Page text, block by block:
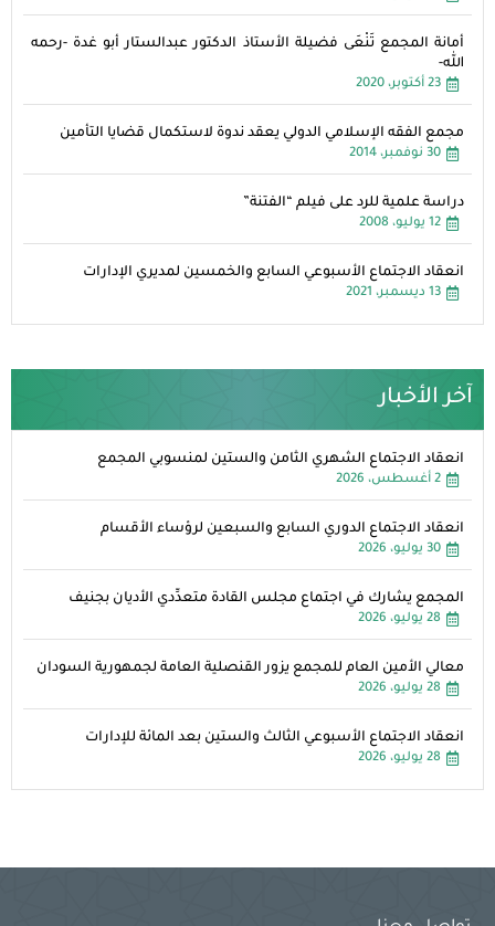
أمانة المجمع تَنْعَى فضيلة الأستاذ الدكتور عبدالستار أبو غدة -رحمه
الله-
23 أكتوبر، 2020
مجمع الفقه الإسلامي الدولي يعقد ندوة لاستكمال قضايا التأمين
30 نوفمبر، 2014
دراسة علمية للرد على فيلم “الفتنة”
12 يوليو، 2008
انعقاد الاجتماع الأسبوعي السابع والخمسين لمديري الإدارات
13 ديسمبر، 2021
آخر الأخبار
انعقاد الاجتماع الشهري الثامن والستين لمنسوبي المجمع
2 أغسطس، 2026
انعقاد الاجتماع الدوري السابع والسبعين لرؤساء الأقسام
30 يوليو، 2026
المجمع يشارك في اجتماع مجلس القادة متعدِّدي الأديان بجنيف
28 يوليو، 2026
معالي الأمين العام للمجمع يزور القنصلية العامة لجمهورية السودان
28 يوليو، 2026
انعقاد الاجتماع الأسبوعي الثالث والستين بعد المائة للإدارات
28 يوليو، 2026